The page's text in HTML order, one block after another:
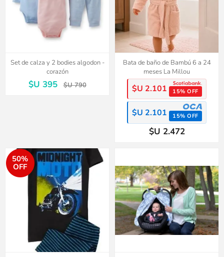
Set de calza y 2 bodies algodon -
corazón
$U 395 $U 790
Bata de baño de Bambú 6 a 24
meses La Millou
$U 2.101 15% OFF
$U 2.101 15% OFF
$U 2.472
50%
OFF